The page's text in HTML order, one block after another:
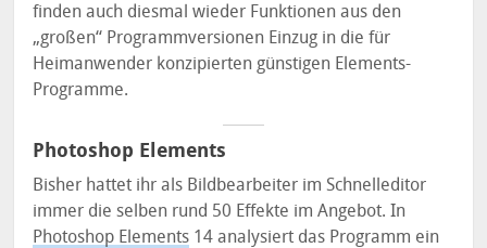
finden auch diesmal wieder Funktionen aus den
„großen“ Programmversionen Einzug in die für
Heimanwender konzipierten günstigen Elements-
Programme.
Photoshop Elements
Bisher hattet ihr als Bildbearbeiter im Schnelleditor
immer die selben rund 50 Effekte im Angebot. In
Photoshop Elements 14 analysiert das Programm ein